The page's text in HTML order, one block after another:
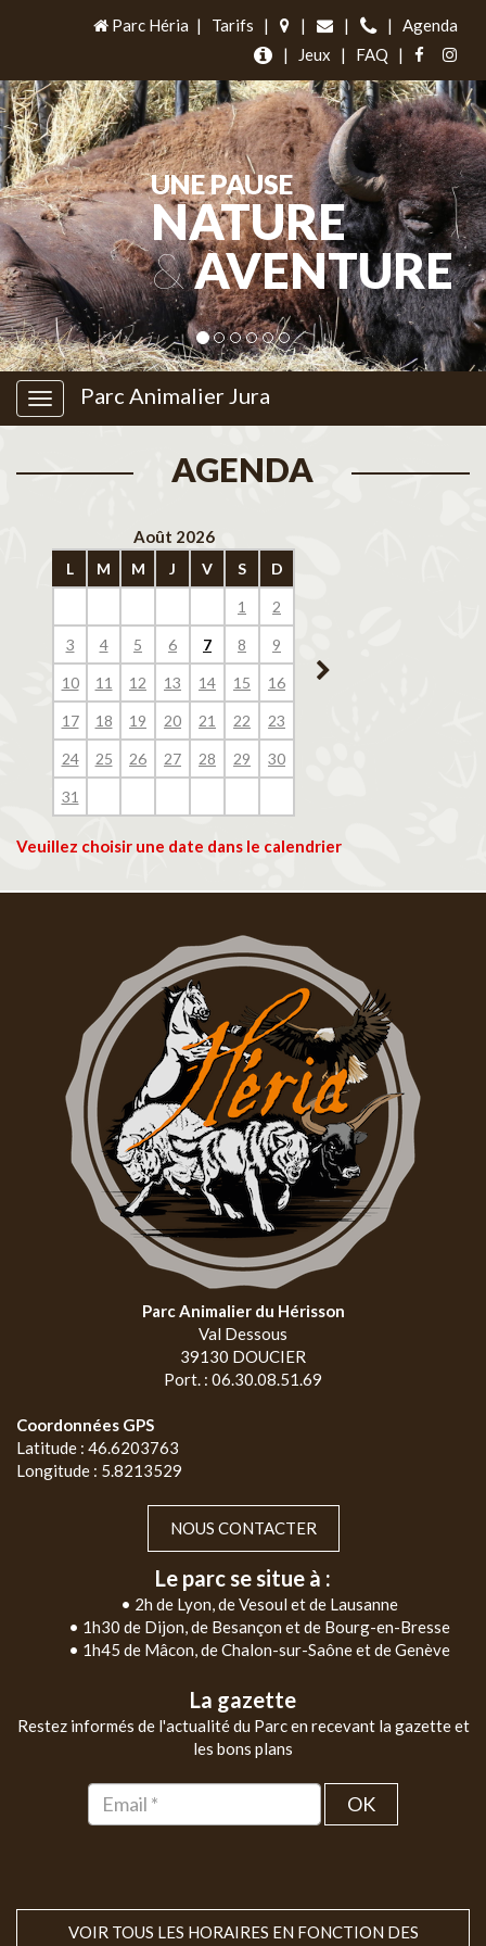
Parc Héria | Tarifs | | | |
Agenda
|
Jeux | FAQ |
UNE PAUSE
NATURE
&AVENTURE
Parc Animalier Jura
AGENDA
Août 2026
L M M J V S D
1 2
3 4 5 6 7 8 9
10 11 12 13 14 15 16
17 18 19 20 21 22 23
24 25 26 27 28 29 30
31
14
Veuillez choisir une date dans le calendrier
Parc Animalier du Hérisson
Val Dessous
39130 DOUCIER
Port. : 06.30.08.51.69
Coordonnées GPS
Latitude : 46.6203763
Longitude : 5.8213529
NOUS CONTACTER
Le parc se situe à :
• 2h de Lyon, de Vesoul et de Lausanne
• 1h30 de Dijon, de Besançon et de Bourg-en-Bresse
• 1h45 de Mâcon, de Chalon-sur-Saône et de Genève
La gazette
Restez informés de l'actualité du Parc en recevant la gazette et
les bons plans
OK
VOIR TOUS LES HORAIRES EN FONCTION DES